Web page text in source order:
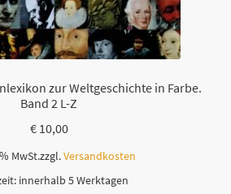
zur Weltgeschichte in Farbe.
Band 2 L-Z
€10,00
MwSt.zzgl.Versandkosten
innerhalb 5 Werktagen